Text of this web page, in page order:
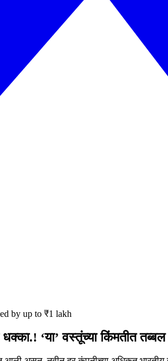
by up to ₹1 lakh
‘या’ वस्तूंच्या किंमतीत तब्बल